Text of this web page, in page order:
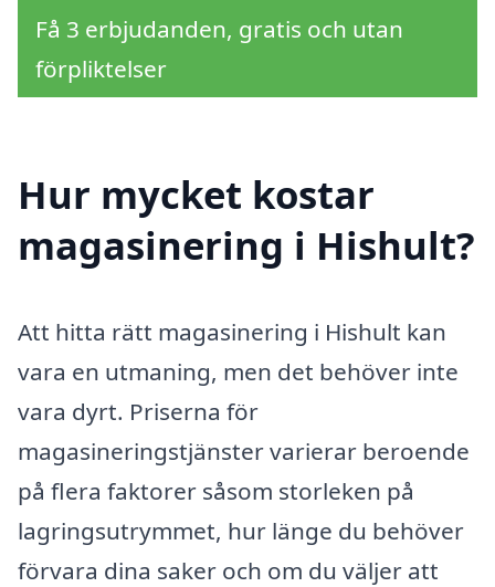
Få 3 erbjudanden, gratis och utan
förpliktelser
Hur mycket kostar
magasinering i Hishult?
Att hitta rätt magasinering i Hishult kan
vara en utmaning, men det behöver inte
vara dyrt. Priserna för
magasineringstjänster varierar beroende
på flera faktorer såsom storleken på
lagringsutrymmet, hur länge du behöver
förvara dina saker och om du väljer att